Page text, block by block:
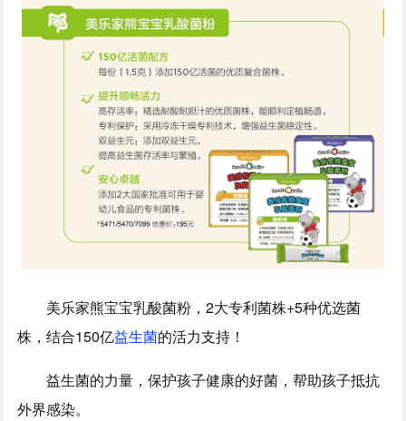
美乐家熊宝宝乳酸菌粉，2大专利菌株+5种优选菌
株，结合150亿益生菌的活力支持！
益生菌的力量，保护孩子健康的好菌，帮助孩子抵抗
外界感染。